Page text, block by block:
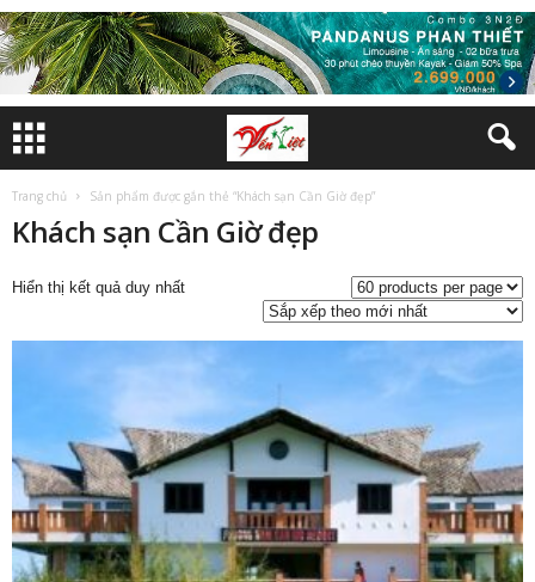
Trang chủ Sản phẩm được gắn thẻ “Khách sạn Cần Giờ đẹp”
Khách sạn Cần Giờ đẹp
Hiển thị kết quả duy nhất